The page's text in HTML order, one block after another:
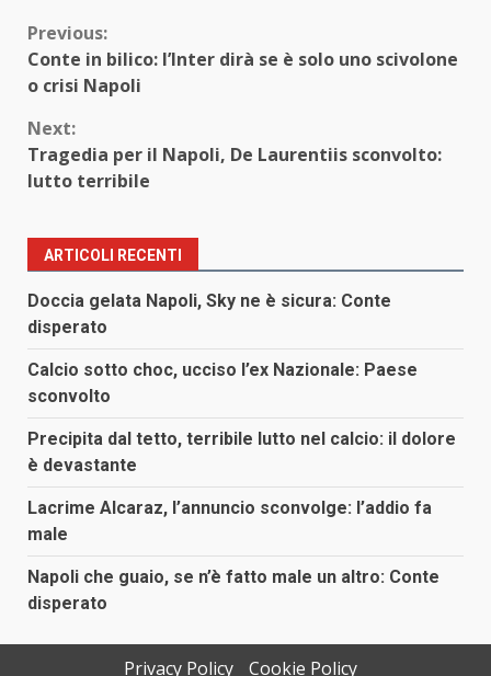
Continue
Reading
Previous:
Conte in bilico: l’Inter dirà se è solo uno scivolone
o crisi Napoli
Next:
Tragedia per il Napoli, De Laurentiis sconvolto:
lutto terribile
ARTICOLI RECENTI
Doccia gelata Napoli, Sky ne è sicura: Conte
disperato
Calcio sotto choc, ucciso l’ex Nazionale: Paese
sconvolto
Precipita dal tetto, terribile lutto nel calcio: il dolore
è devastante
Lacrime Alcaraz, l’annuncio sconvolge: l’addio fa
male
Napoli che guaio, se n’è fatto male un altro: Conte
disperato
Privacy Policy Cookie Policy